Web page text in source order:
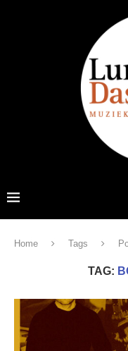
Home Tags
TAG: